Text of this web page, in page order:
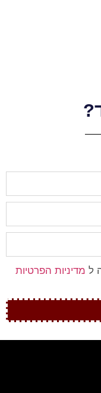
ל מדיניות הפרטיות